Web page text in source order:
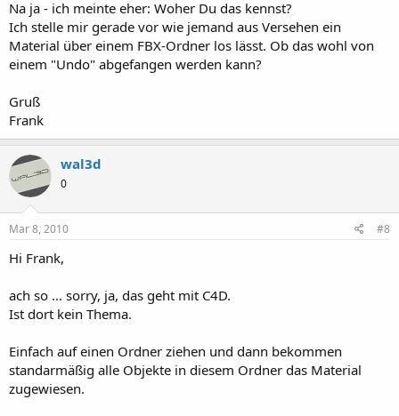
Na ja - ich meinte eher: Woher Du das kennst?
Ich stelle mir gerade vor wie jemand aus Versehen ein
Material über einem FBX-Ordner los lässt. Ob das wohl von
einem "Undo" abgefangen werden kann?
Gruß
Frank
wal3d
0
Mar 8, 2010 #8
Hi Frank,
ach so ... sorry, ja, das geht mit C4D.
Ist dort kein Thema.
Einfach auf einen Ordner ziehen und dann bekommen
standarmäßig alle Objekte in diesem Ordner das Material
zugewiesen.